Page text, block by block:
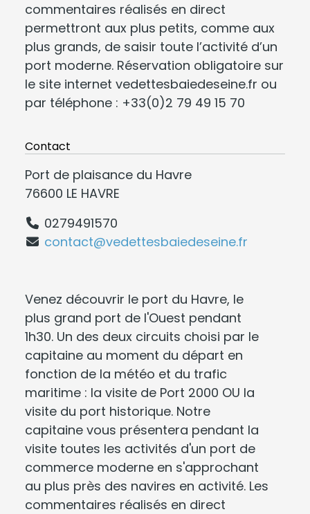
commentaires réalisés en direct
permettront aux plus petits, comme aux
plus grands, de saisir toute l’activité d’un
port moderne. Réservation obligatoire sur
le site internet vedettesbaiedeseine.fr ou
par téléphone : +33(0)2 79 49 15 70
Contact
Port de plaisance du Havre
76600 LE HAVRE
0279491570
contact@vedettesbaiedeseine.fr
Venez découvrir le port du Havre, le
plus grand port de l'Ouest pendant
1h30. Un des deux circuits choisi par le
capitaine au moment du départ en
fonction de la météo et du trafic
maritime : la visite de Port 2000 OU la
visite du port historique. Notre
capitaine vous présentera pendant la
visite toutes les activités d'un port de
commerce moderne en s'approchant
au plus près des navires en activité. Les
commentaires réalisés en direct